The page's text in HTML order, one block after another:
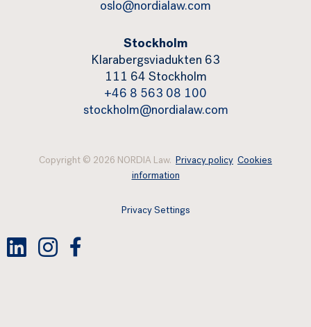
oslo@nordialaw.com
Stockholm
Klarabergsviadukten 63
111 64 Stockholm
+46 8 563 08 100
stockholm@nordialaw.com
Copyright © 2026 NORDIA Law. Privacy policy Cookies
information
Privacy Settings